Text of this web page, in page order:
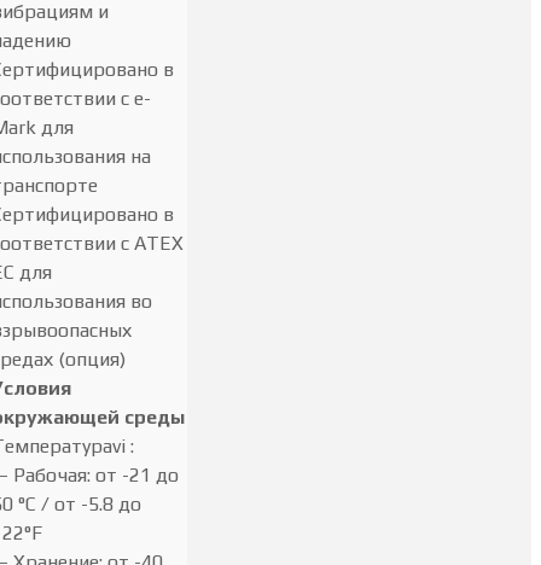
и
в
с e-
для
на
в
с ATEX
для
во
(опция)
среды
:
Рабочая: от -21 до
°C / от -5.8 до